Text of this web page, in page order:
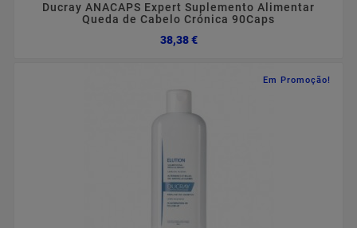
Ducray ANACAPS Expert Suplemento Alimentar
Queda de Cabelo Crónica 90Caps
38,38 €Preço
Em Promoção!